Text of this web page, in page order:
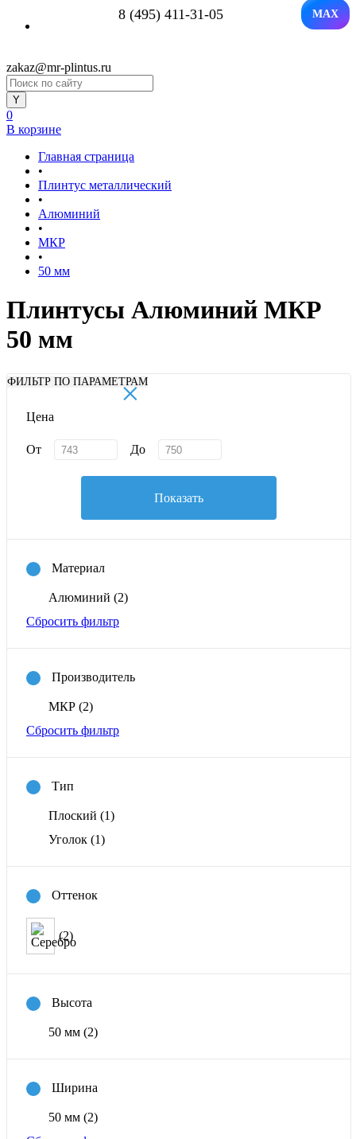
8 (495) 411-31-05 MAX
zakaz@mr-plintus.ru
0
В корзине
Главная страница
•
Плинтус металлический
•
Алюминий
•
МКР
•
50 мм
Плинтусы Алюминий МКР
50 мм
ФИЛЬТР ПО ПАРАМЕТРАМ
×
Цена
От До
Показать
Материал
Алюминий (2)
Сбросить фильтр
Производитель
МКР (2)
Сбросить фильтр
Тип
Плоский (1)
Уголок (1)
Оттенок
(2)
Высота
50 мм (2)
Ширина
50 мм (2)